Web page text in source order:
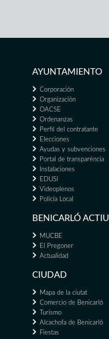
AYUNTAMIENTO
Corporación
Organización
OACSE
Ordenanzas
Perfil del contratante
Elecciones
Ayudas y subvenciones
Portal de transparència
Instalaciones
EDUSI
Videoplenos
Policía Local
BENICARLÓ ACTIU
MUCBE
El Pregoner
Actualidad
CIUDAD
Mapa de la ciutat
Comercio de Benicarló
Turismo
Alcachofa de Benicarló
Fiestas